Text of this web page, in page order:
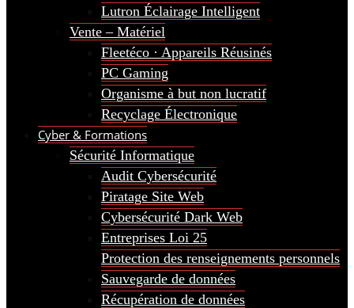
Lutron Éclairage Intelligent
Vente – Matériel
Fleetéco · Appareils Réusinés
PC Gaming
Organisme à but non lucratif
Recyclage Électronique
Cyber & Formations
Sécurité Informatique
Audit Cybersécurité
Piratage Site Web
Cybersécurité Dark Web
Entreprises Loi 25
Protection des renseignements personnels
Sauvegarde de données
Récupération de données